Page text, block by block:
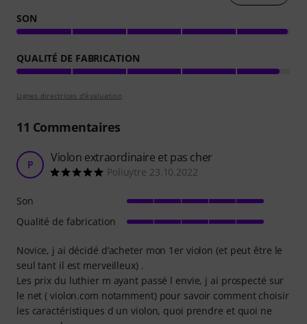
SON
QUALITÉ DE FABRICATION
Lignes directrices d'évaluation
11 Commentaires
P Violon extraordinaire et pas cher
Poliuytre 23.10.2022
Novice, j ai décidé d’acheter mon 1er violon (et peut être le
seul tant il est merveilleux) .
Les prix du luthier m ayant passé l envie, j ai prospecté sur
le net ( violon.com notamment) pour savoir comment choisir
les caractéristiques d un violon, quoi prendre et quoi ne
Son
Qualité de fabrication